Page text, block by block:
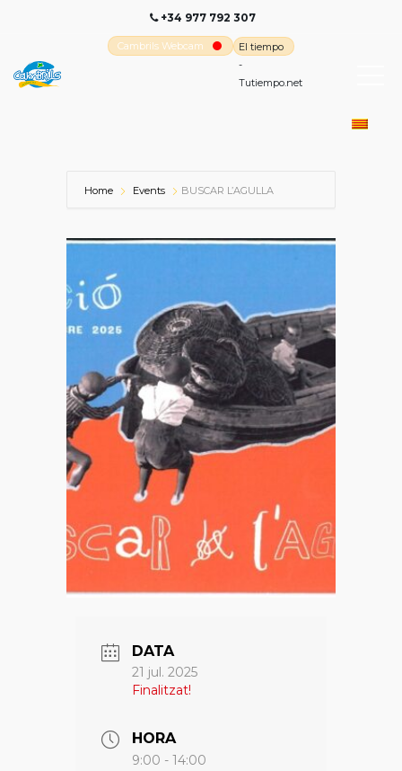
+34 977 792 307
Cambrils Webcam
El tiempo
-
Tutiempo.net
Home Events BUSCAR L’AGULLA
DATA
21 jul. 2025
Finalitzat!
HORA
9:00 - 14:00